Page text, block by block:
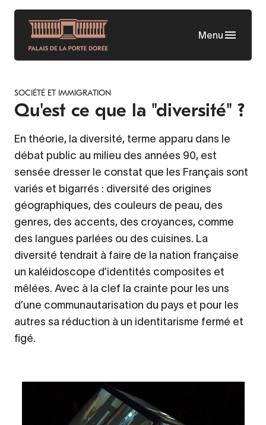
Aller
contenu
principal
Menu
SOCIÉTÉ ET IMMIGRATION
Qu'est ce que la "diversité" ?
En théorie, la diversité, terme apparu dans le
débat public au milieu des années 90, est
sensée dresser le constat que les Français sont
variés et bigarrés : diversité des origines
géographiques, des couleurs de peau, des
genres, des accents, des croyances, comme
des langues parlées ou des cuisines. La
diversité tendrait à faire de la nation française
un kaléidoscope d’identités composites et
mêlées. Avec à la clef la crainte pour les uns
d’une communautarisation du pays et pour les
autres sa réduction à un identitarisme fermé et
figé.